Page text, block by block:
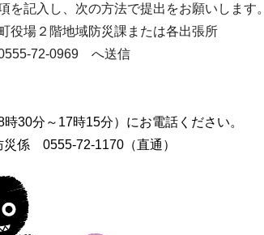
を記入し、次の方法で提出をお願いします。
２階地域防災課または各出張所
72-0969 へ送信
時30分～17時15分）にお電話ください。
災係 0555-72-1170（直通）